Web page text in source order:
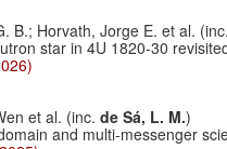
B.; Horvath, Jorge E. et al. (inc.
star in 4U 1820-30
et al. (inc. de Sá, L. M.)
and multi-messenger